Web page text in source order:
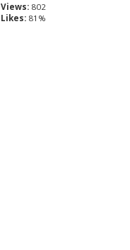
Views: 802
Likes: 81%